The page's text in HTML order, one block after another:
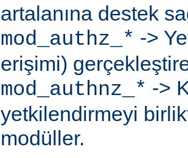
artalanına destek
mod_authz_* ->
erişimi)
mod_authnz_* ->
yetkilendirmeyi
modüller.